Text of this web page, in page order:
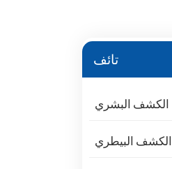
تائف
الكشف البشري
الكشف البيطري